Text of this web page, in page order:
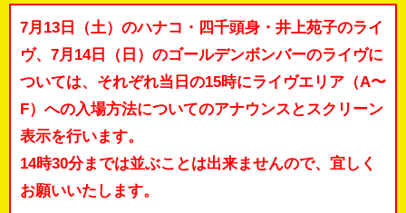
7月13日（土）のハナコ・四千頭身・井上苑子のライ
ヴ、7月14日（日）のゴールデンボンバーのライヴに
ついては、それぞれ当日の15時にライヴエリア（A〜
F）への入場方法についてのアナウンスとスクリーン
表示を行います。
14時30分までは並ぶことは出来ませんので、宜しく
お願いいたします。